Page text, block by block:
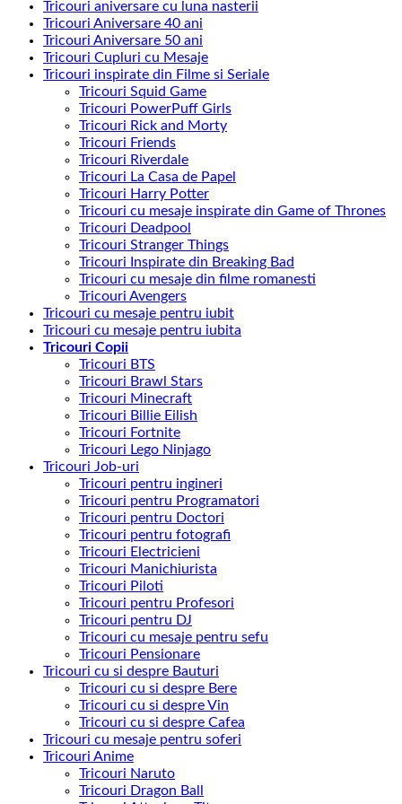
Tricouri aniversare cu luna nasterii
Tricouri Aniversare 40 ani
Tricouri Aniversare 50 ani
Tricouri Cupluri cu Mesaje
Tricouri inspirate din Filme si Seriale
Tricouri Squid Game
Tricouri PowerPuff Girls
Tricouri Rick and Morty
Tricouri Friends
Tricouri Riverdale
Tricouri La Casa de Papel
Tricouri Harry Potter
Tricouri cu mesaje inspirate din Game of Thrones
Tricouri Deadpool
Tricouri Stranger Things
Tricouri Inspirate din Breaking Bad
Tricouri cu mesaje din filme romanesti
Tricouri Avengers
Tricouri cu mesaje pentru iubit
Tricouri cu mesaje pentru iubita
Tricouri Copii
Tricouri BTS
Tricouri Brawl Stars
Tricouri Minecraft
Tricouri Billie Eilish
Tricouri Fortnite
Tricouri Lego Ninjago
Tricouri Job-uri
Tricouri pentru ingineri
Tricouri pentru Programatori
Tricouri pentru Doctori
Tricouri pentru fotografi
Tricouri Electricieni
Tricouri Manichiurista
Tricouri Piloti
Tricouri pentru Profesori
Tricouri pentru DJ
Tricouri cu mesaje pentru sefu
Tricouri Pensionare
Tricouri cu si despre Bauturi
Tricouri cu si despre Bere
Tricouri cu si despre Vin
Tricouri cu si despre Cafea
Tricouri cu mesaje pentru soferi
Tricouri Anime
Tricouri Naruto
Tricouri Dragon Ball